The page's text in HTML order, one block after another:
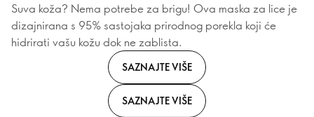
Suva koža? Nema potrebe za brigu! Ova maska za lice je
dizajnirana s 95% sastojaka prirodnog porekla koji će
hidrirati vašu kožu dok ne zablista.
SAZNAJTE VIŠE
SAZNAJTE VIŠE